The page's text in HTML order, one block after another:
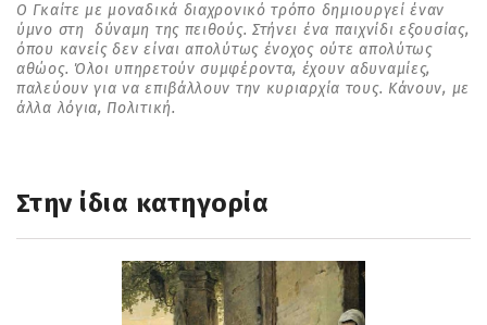
Ο Γκαίτε με μοναδικά διαχρονικό τρόπο δημιουργεί έναν
ύμνο στη δύναμη της πειθούς. Στήνει ένα παιχνίδι εξουσίας,
όπου κανείς δεν είναι απολύτως ένοχος ούτε απολύτως
αθώος. Όλοι υπηρετούν συμφέροντα, έχουν αδυναμίες,
παλεύουν για να επιβάλλουν την κυριαρχία τους. Κάνουν, με
άλλα λόγια, Πολιτική.
Στην ίδια κατηγορία